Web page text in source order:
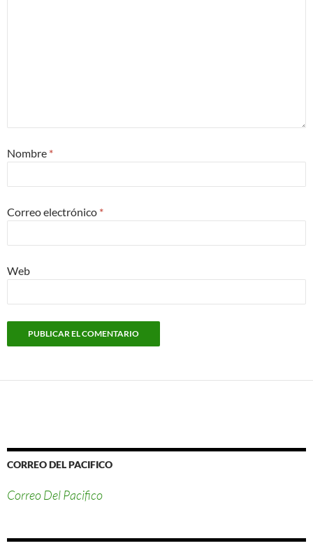
Nombre *
Correo electrónico *
Web
CORREO DEL PACIFICO
Correo Del Pacifico